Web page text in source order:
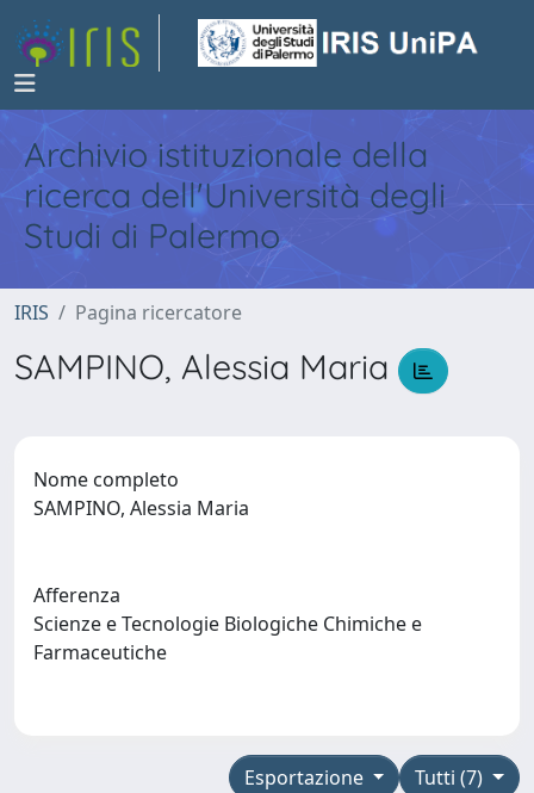
Archivio istituzionale della
ricerca dell'Università degli
Studi di Palermo
IRIS Pagina ricercatore
SAMPINO, Alessia Maria
Nome completo
SAMPINO, Alessia Maria
Afferenza
Scienze e Tecnologie Biologiche Chimiche e
Farmaceutiche
Tutti (7)
Esportazione